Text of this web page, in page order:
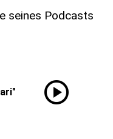
seines Podcasts
play_circle